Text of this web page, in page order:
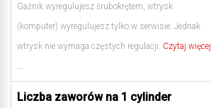
Gaźnik wyregulujesz śrubokrętem, wtrysk
(komputer) wyregulujesz tylko w serwisie. Jednak
wtrysk nie wymaga częstych regulacji. Czytaj więcej
...
Liczba zaworów na 1 cylinder